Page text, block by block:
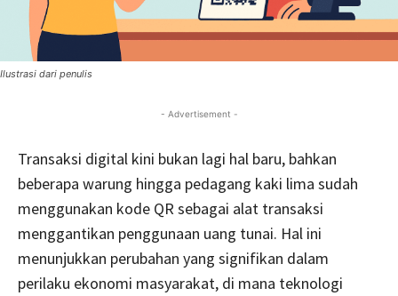
Ilustrasi dari penulis
- Advertisement -
Transaksi digital kini bukan lagi hal baru, bahkan
beberapa warung hingga pedagang kaki lima sudah
menggunakan kode QR sebagai alat transaksi
menggantikan penggunaan uang tunai. Hal ini
menunjukkan perubahan yang signifikan dalam
perilaku ekonomi masyarakat, di mana teknologi